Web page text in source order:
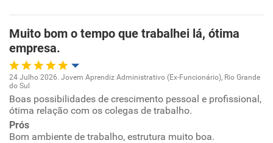
Conciliação com a vida familiar
Benefícios
Não recomenda esta empresa
Não recomenda a diretoria
Ambiente de trabalho
Conciliação com a vida familiar
Benefícios
Não recomenda esta empresa
Muito bom o tempo que trabalhei lá, ótima
empresa.
Oportunidade de promoção
Ambiente de trabalho
24 Julho 2026. Jovem Aprendiz Administrativo (Ex-Funcionário), Rio Grande
do Sul
Boas possibilidades de crescimento pessoal e profissional,
ótima relação com os colegas de trabalho.
Prós
Bom ambiente de trabalho, estrutura muito boa.